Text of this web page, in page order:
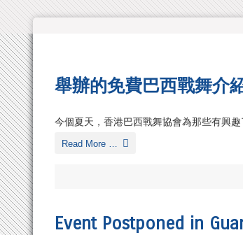
舉辦的免費巴西戰舞介
今個夏天，香港巴西戰舞協會為那些有興
Read More …
Event Postponed in